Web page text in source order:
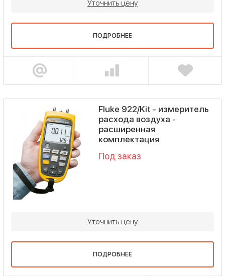
Уточнить цену
ПОДРОБНЕЕ
Fluke 922/Kit - измеритель
расхода воздуха -
расширенная
комплектация
Под заказ
Уточнить цену
ПОДРОБНЕЕ